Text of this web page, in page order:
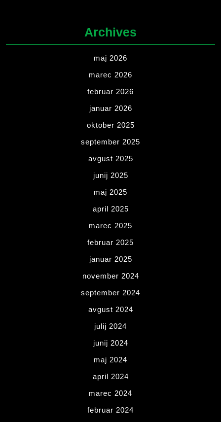
Archives
maj 2026
marec 2026
februar 2026
januar 2026
oktober 2025
september 2025
avgust 2025
junij 2025
maj 2025
april 2025
marec 2025
februar 2025
januar 2025
november 2024
september 2024
avgust 2024
julij 2024
junij 2024
maj 2024
april 2024
marec 2024
februar 2024